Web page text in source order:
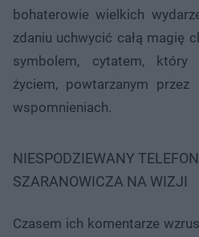
bohaterowie wielkich
zdaniu uchwycić całą magię
symbolem, cytatem, który
życiem, powtarzanym
wspomnieniach.
NIESPODZIEWANY
SZARANOWICZA NA WIZJI
Czasem ich komentarze